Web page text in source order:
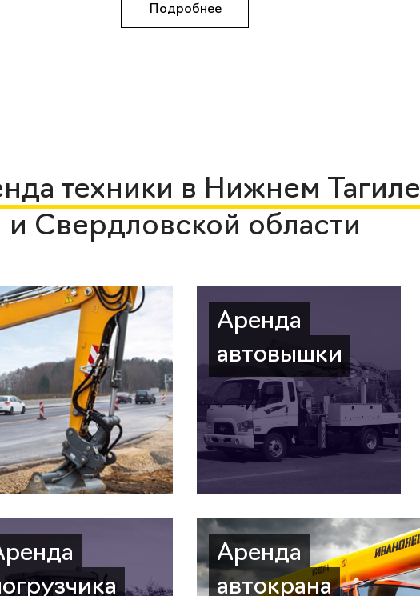
Подробнее
техники в Нижнем Тагиле
и Свердловской области
Аренда
автовышки
Аренда
автокрана